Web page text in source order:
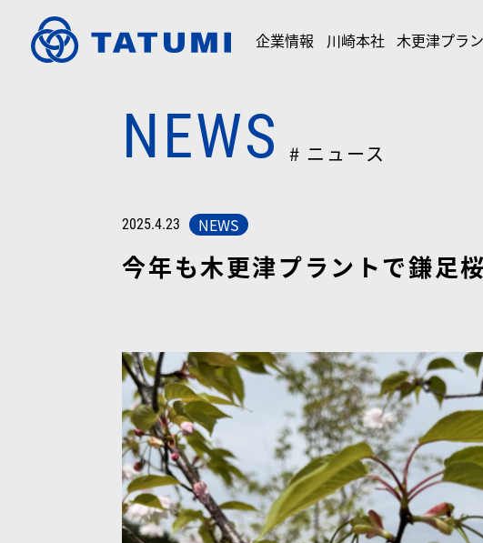
企業情報 川崎本社 木更津プラ
NEWS # ニュース
2025.4.23 NEWS
今年も木更津プラントで鎌足